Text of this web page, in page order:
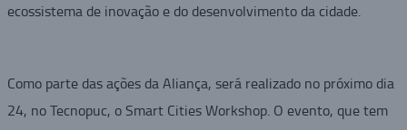
ecossistema de inovação e do desenvolvimento da cidade.
Como parte das ações da Aliança, será realizado no próximo dia
24, no Tecnopuc, o Smart Cities Workshop. O evento, que tem